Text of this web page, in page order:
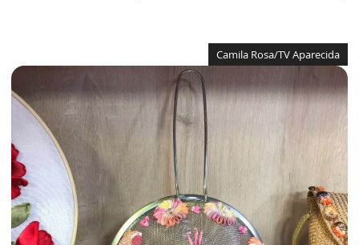
Camila Rosa/TV Aparecida